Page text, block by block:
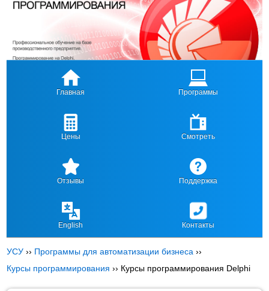
Главная Программы
Цены Смотреть
Отзывы Поддержка
English Контакты
УСУ ›› Программы для автоматизации бизнеса ››
Курсы программирования ›› Курсы программирования Delphi